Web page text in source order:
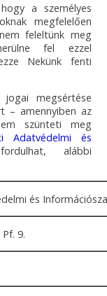
a személyes
megfelelően
feleltünk meg
fel ezzel
Nekünk fenti
jogai megsértése
– amennyiben az
szünteti meg
Adatvédelmi és
alábbi
és
9.